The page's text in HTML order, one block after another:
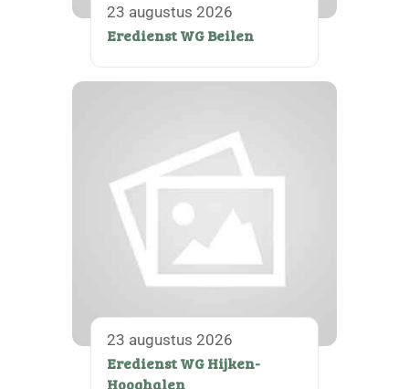
23 augustus 2026
Eredienst WG Beilen
23 augustus 2026
Eredienst WG Hijken-
Hooghalen